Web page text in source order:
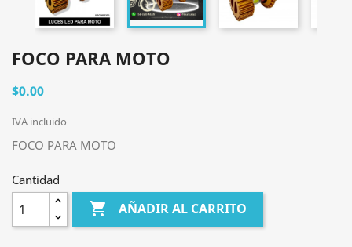
FOCO PARA MOTO
$0.00
IVA incluido
FOCO PARA MOTO
Cantidad
 AÑADIR AL CARRITO